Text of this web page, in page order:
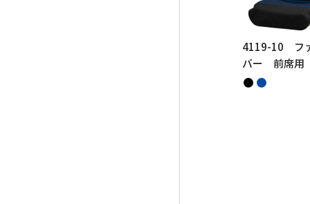
4119-10 フ
バー 前席用